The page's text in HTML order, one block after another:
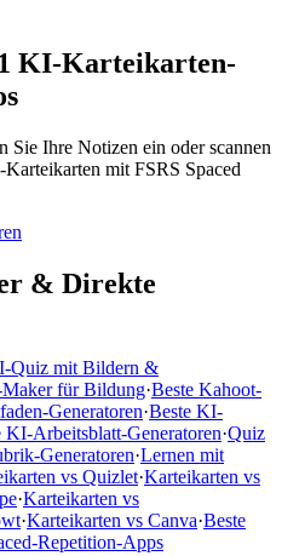
1 KI-Karteikarten-
Sie Ihre Notizen ein oder scannen
mit FSRS Spaced
& Direkte
Quiz mit Bildern &
für Bildung·Beste Kahoot-
Generatoren·Beste KI-
KI-Arbeitsblatt-Generatoren·Quiz
Generatoren·Lernen mit
vs Quizlet·Karteikarten vs
·Karteikarten vs
·Karteikarten vs Canva·Beste
Repetition-Apps